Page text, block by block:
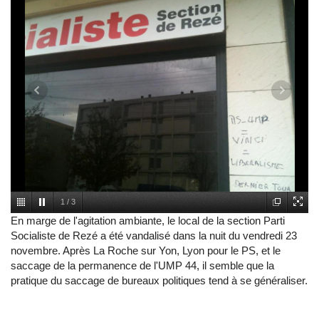
1 / 3
En marge de l'agitation ambiante, le local de la section Parti
Socialiste de Rezé a été vandalisé dans la nuit du vendredi 23
novembre. Après La Roche sur Yon, Lyon pour le PS, et le
saccage de la permanence de l'UMP 44, il semble que la
pratique du saccage de bureaux politiques tend à se généraliser.